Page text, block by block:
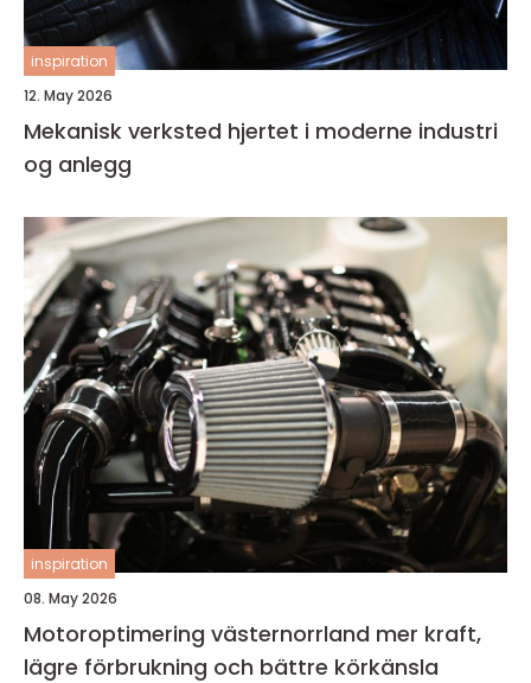
inspiration
12. May 2026
Mekanisk verksted hjertet i moderne industri
og anlegg
inspiration
08. May 2026
Motoroptimering västernorrland mer kraft,
lägre förbrukning och bättre körkänsla